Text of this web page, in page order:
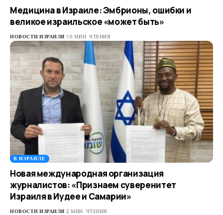
Медицина в Израиле: Эмбрионы, ошибки и
великое израильское «может быть»
НОВОСТИ ИЗРАИЛЯ 10 МИН. ЧТЕНИЯ
В ИЗРАИЛЕ
Новая международная организация
журналистов: «Признаем суверенитет
Израиля в Иудее и Самарии»
НОВОСТИ ИЗРАИЛЯ 2 МИН. ЧТЕНИЯ